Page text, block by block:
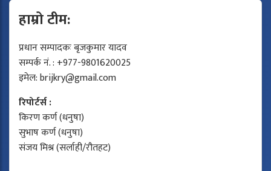
हाम्रो टीम:
प्रधान सम्पादकः बृजकुमार यादव
सम्पर्क नं. : +977-9801620025
इमेल:brijkry@gmail.com
रिपोर्टर्स :
किरण कर्ण (धनुषा)
सुभाष कर्ण (धनुषा)
संजय मिश्र (सर्लाही/रौतहट)